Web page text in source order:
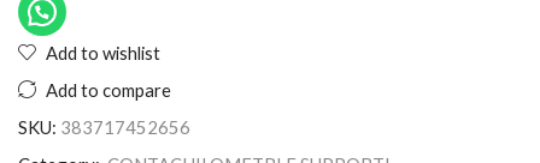
Add to wishlist
Add to compare
SKU: 383717452656